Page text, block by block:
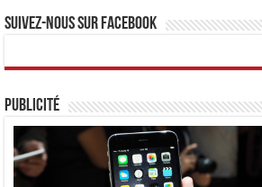
Suivez-nous sur Facebook
Publicité